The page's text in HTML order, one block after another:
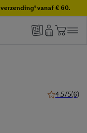
vanaf € 60.
4.5/5(6)